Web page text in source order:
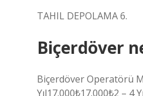
TAHIL DEPOLAMA 6.
Biçerdöver
Biçerdöver Operatörü
Yıl17.000₺17.000₺2 – 4